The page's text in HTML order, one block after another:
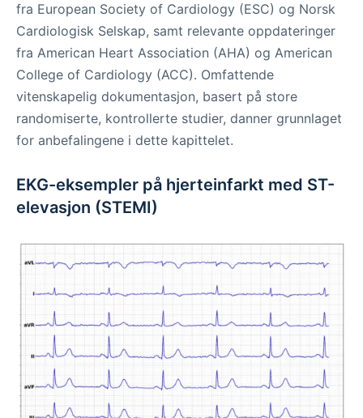
fra European Society of Cardiology (ESC) og Norsk
Cardiologisk Selskap, samt relevante oppdateringer
fra American Heart Association (AHA) og American
College of Cardiology (ACC). Omfattende
vitenskapelig dokumentasjon, basert på store
randomiserte, kontrollerte studier, danner grunnlaget
for anbefalingene i dette kapittelet.
EKG-eksempler på hjerteinfarkt med ST-
elevasjon (STEMI)